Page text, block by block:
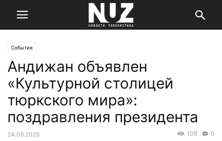
События
Андижан объявлен
«Культурной столицей
тюркского мира»:
поздравления президента
24.06.2026 0
109